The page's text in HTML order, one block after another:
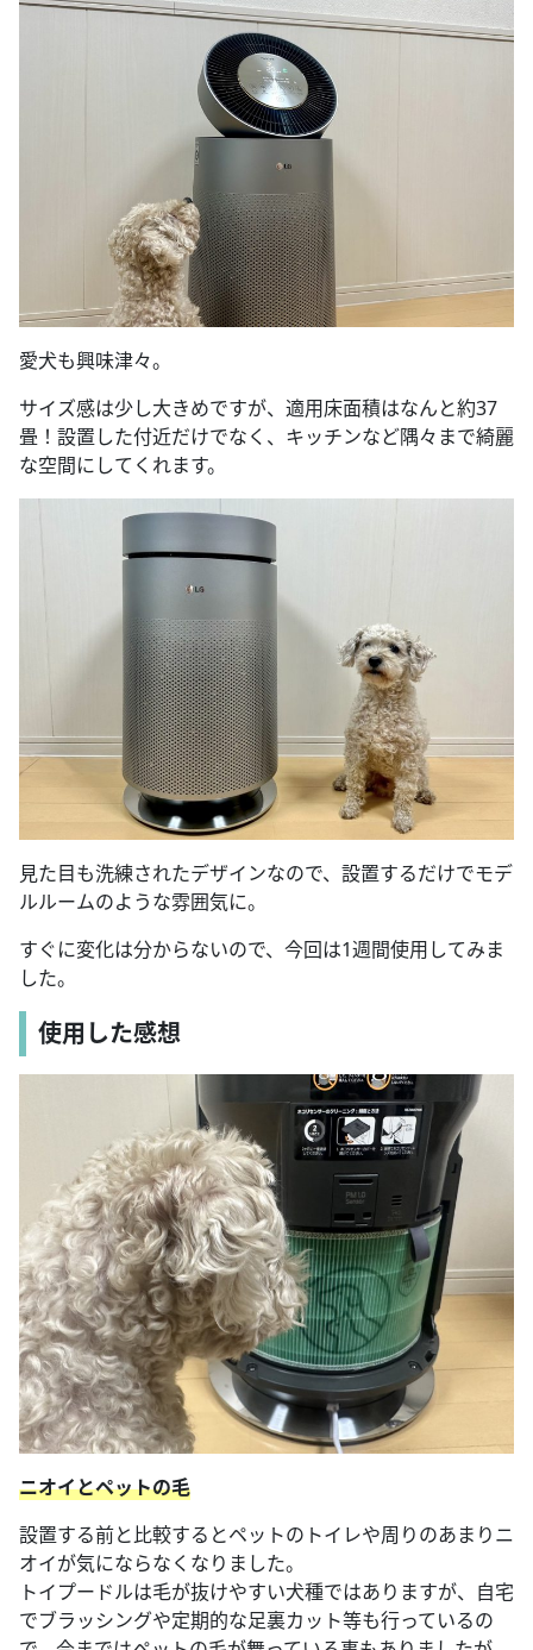
愛犬も興味津々。
サイズ感は少し大きめですが、適用床面積はなんと約37
畳！設置した付近だけでなく、キッチンなど隅々まで綺麗
な空間にしてくれます。
見た目も洗練されたデザインなので、設置するだけでモデ
ルルームのような雰囲気に。
すぐに変化は分からないので、今回は1週間使用してみま
した。
使用した感想
ニオイとペットの毛
設置する前と比較するとペットのトイレや周りのあまりニ
オイが気にならなくなりました。
トイプードルは毛が抜けやすい犬種ではありますが、自宅
でブラッシングや定期的な足裏カット等も行っているの